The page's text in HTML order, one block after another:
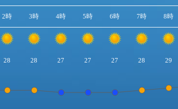
2時 3時 4時 5時 6時 7時 8時
28 28 27 27 27 28 29